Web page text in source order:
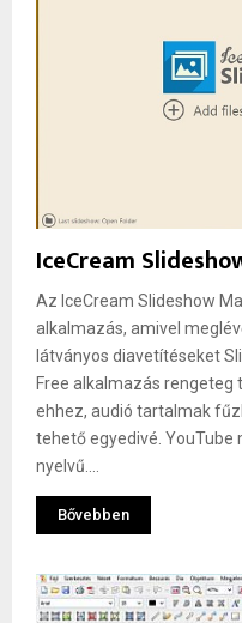
IceCream
Az IceCream Slideshow
alkalmazás, amivel
látványos diavetítéseket
Free alkalmazás
ehhez, audió tartalmak
tehető egyedivé.
nyelvű....
Bővebben